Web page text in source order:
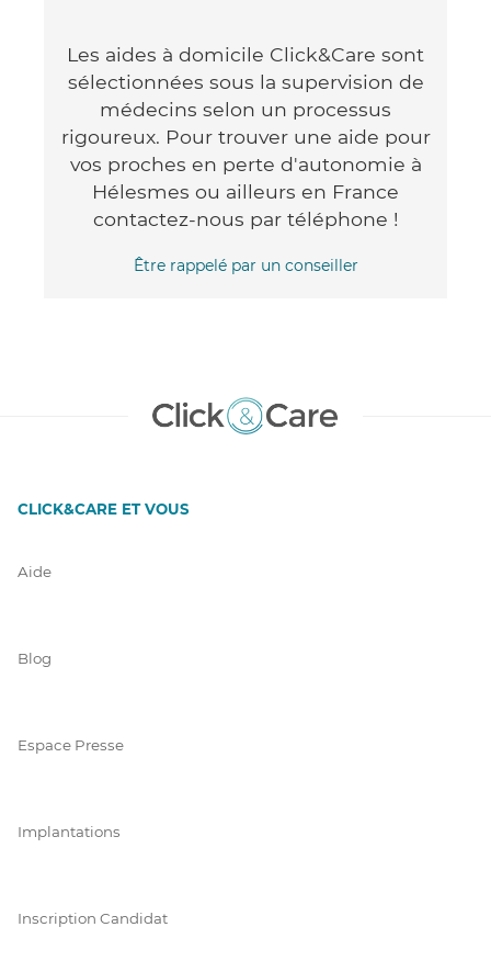
Les aides à domicile Click&Care sont
sélectionnées sous la supervision de
médecins selon un processus
rigoureux. Pour trouver une aide pour
vos proches en perte d'autonomie à
Hélesmes ou ailleurs en France
contactez-nous par téléphone !
Être rappelé par un conseiller
CLICK&CARE ET VOUS
Aide
Blog
Espace Presse
Implantations
Inscription Candidat